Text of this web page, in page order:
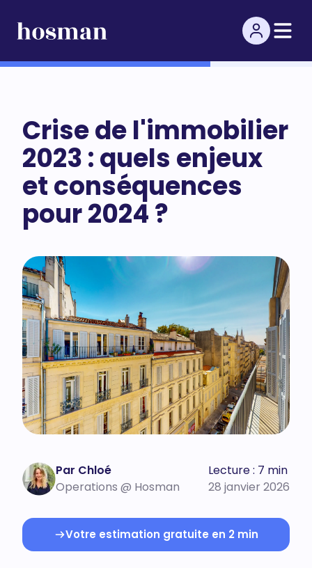
Crise de l'immobilier
2023 : quels enjeux
et conséquences
pour 2024 ?
Par Chloé
Operations @ Hosman
Lecture : 7 min
28 janvier 2026
Votre estimation gratuite en 2 min